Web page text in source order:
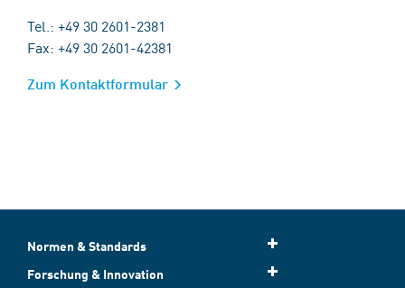
Tel.: +49 30 2601-2381
Fax: +49 30 2601-42381
Zum Kontaktformular
Normen & Standards
Forschung & Innovation